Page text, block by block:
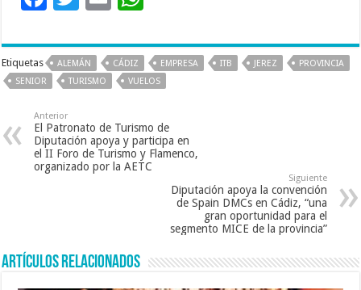
e
b
o
k
tt
er
ai
l
at
sA
p
Etiquetas ALEMÁN CÁDIZ EMPRESA ITB JEREZ
PROVINCIA
SENIOR
TURISMO VUELOS
Anterior
El Patronato de Turismo de
Diputación apoya y participa en
el II Foro de Turismo y Flamenco,
organizado por la AETC
Siguiente
Diputación apoya la convención
de Spain DMCs en Cádiz, “una
gran oportunidad para el
segmento MICE de la provincia”
Artículos relacionados